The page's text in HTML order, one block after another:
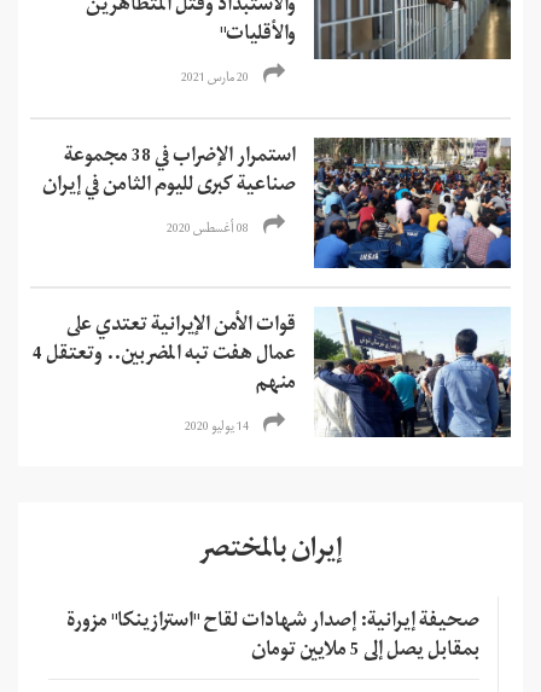
والأقليات"
20 مارس 2021
استمرار الإضراب في 38 مجموعة
صناعية كبرى لليوم الثامن في إيران
08 أغسطس 2020
قوات الأمن الإيرانية تعتدي على
عمال هفت تبه المضربين.. وتعتقل 4
منهم
14 يوليو 2020
إيران بالمختصر
صحيفة إيرانية: إصدار شهادات لقاح "استرازينكا" مزورة
بمقابل يصل إلى 5 ملايين تومان